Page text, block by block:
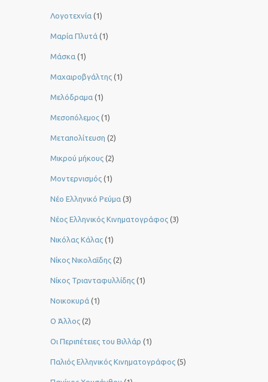
Λογοτεχνία (1)
Μαρία Πλυτά (1)
Μάσκα (1)
Μαχαιροβγάλτης (1)
Μελόδραμα (1)
Μεσοπόλεμος (1)
Μεταπολίτευση (2)
Μικρού μήκους (2)
Μοντερνισμός (1)
Νέο Ελληνικό Ρεύμα (3)
Νέος Ελληνικός Κινηματογράφος (3)
Νικόλας Κάλας (1)
Νίκος Νικολαΐδης (2)
Νίκος Τριανταφυλλίδης (1)
Νοικοκυρά (1)
Ο Άλλος (2)
Οι Περιπέτειες του Βιλλάρ (1)
Παλιός Ελληνικός Κινηματογράφος (5)